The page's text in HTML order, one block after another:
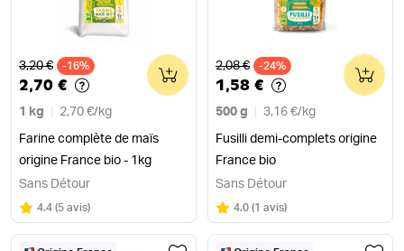
Ancien prix
3,20 € -16%
2,70 €
1 kg 2,70 €/ kg
Farine complète de maïs
origine France bio - 1kg
0
Sans Détour
Note
4.4 sur 5
(5 avis)
Ancien prix
2,08 € -24%
1,58 €
500 g 3,16 €/ kg
Fusilli demi-complets origine
France bio
0
Sans Détour
Note
4.0 sur 5
(1 avis)